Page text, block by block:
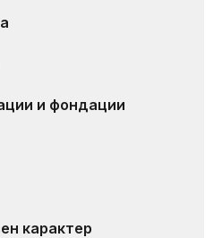
и фондации
карактер